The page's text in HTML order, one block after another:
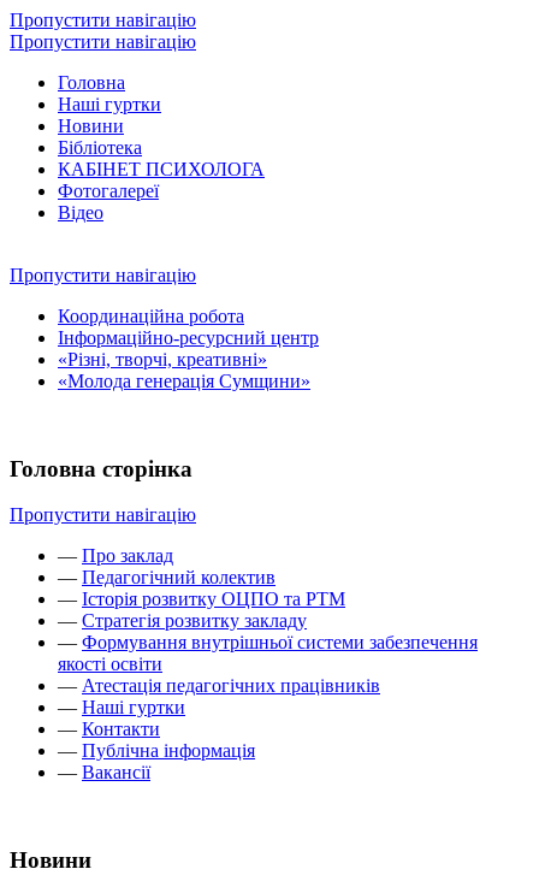
Пропустити навігацію
Пропустити навігацію
Головна
Наші гуртки
Новини
Бібліотека
КАБІНЕТ ПСИХОЛОГА
Фотогалереї
Відео
Пропустити навігацію
Координаційна робота
Інформаційно-ресурсний центр
«Різні, творчі, креативні»
«Молода генерація Сумщини»
Головна сторінка
Пропустити навігацію
— Про заклад
— Педагогічний колектив
— Історія розвитку ОЦПО та РТМ
— Стратегія розвитку закладу
— Формування внутрішньої системи забезпечення
якості освіти
— Атестація педагогічних працівників
— Наші гуртки
— Контакти
— Публічна інформація
— Вакансії
Новини